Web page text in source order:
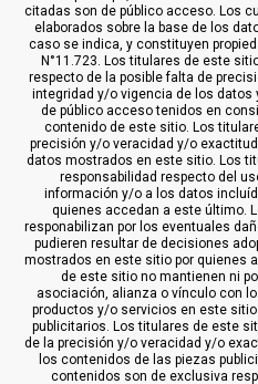
citadas son de público acceso. Los
elaborados sobre la base de los
caso se indica, y constituyen
N°11.723. Los titulares de este
respecto de la posible falta de
integridad y/o vigencia de los
de público acceso tenidos en
contenido de este sitio. Los
precisión y/o veracidad y/o
datos mostrados en este sitio. Los
responsabilidad respecto del
información y/o a los datos
quienes accedan a este último.
responabilizan por los eventuales
pudieren resultar de decisiones
mostrados en este sitio por quienes
de este sitio no mantienen ni
asociación, alianza o vínculo con
productos y/o servicios en este
publicitarios. Los titulares de este
de la precisión y/o veracidad y/o
los contenidos de las piezas
contenidos son de exclusiva